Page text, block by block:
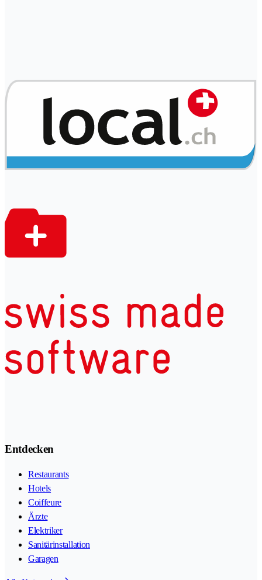
Entdecken
Restaurants
Hotels
Coiffeure
Ärzte
Elektriker
Sanitärinstallation
Garagen